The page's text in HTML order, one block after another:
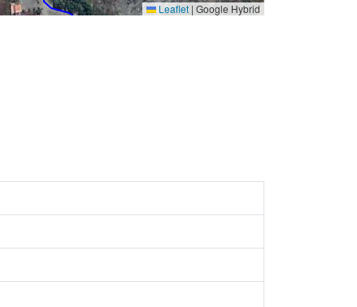
Leaflet | Google Hybrid